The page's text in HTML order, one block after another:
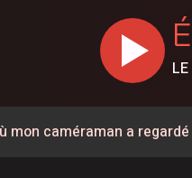
mon caméraman a